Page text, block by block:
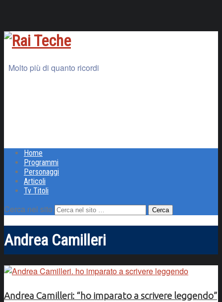
Molto più di quanto ricordi
Home
Programmi
Personaggi
Articoli
Tv Titoli
Cerca nel sito
Andrea Camilleri
Andrea Camilleri: “ho imparato a scrivere leggendo”